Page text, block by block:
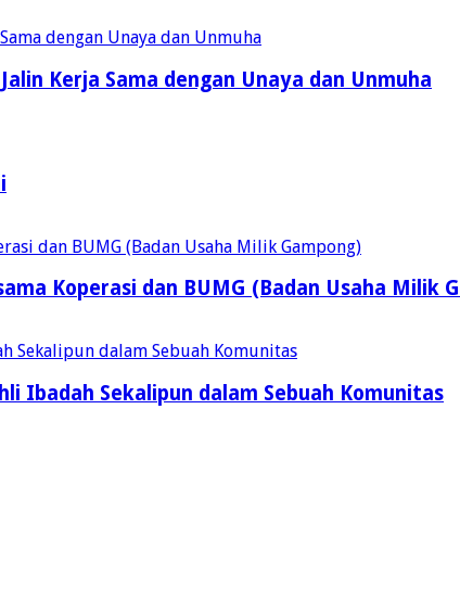
Kerja Sama dengan Unaya dan Unmuha
Koperasi dan BUMG (Badan Usaha Milik
Ibadah Sekalipun dalam Sebuah Komunitas